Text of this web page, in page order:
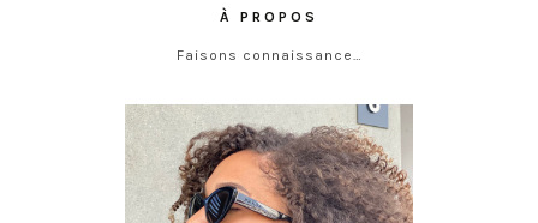
À PROPOS
Faisons connaissance…